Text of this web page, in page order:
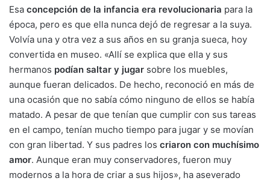
Esa concepción de la infancia era revolucionaria para la
época, pero es que ella nunca dejó de regresar a la suya.
Volvía una y otra vez a sus años en su granja sueca, hoy
convertida en museo. «Allí se explica que ella y sus
hermanos podían saltar y jugar sobre los muebles,
aunque fueran delicados. De hecho, reconoció en más de
una ocasión que no sabía cómo ninguno de ellos se había
matado. A pesar de que tenían que cumplir con sus tareas
en el campo, tenían mucho tiempo para jugar y se movían
con gran libertad. Y sus padres los criaron con muchísimo
amor. Aunque eran muy conservadores, fueron muy
modernos a la hora de criar a sus hijos», ha aseverado